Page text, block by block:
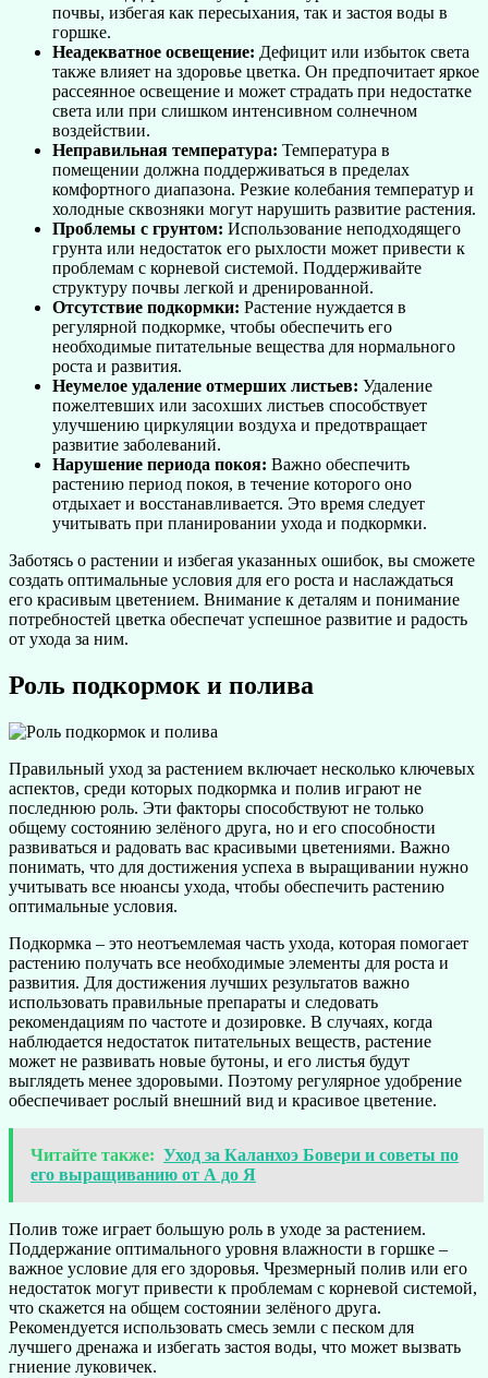
почвы, избегая как пересыхания, так и застоя воды в
горшке.
Неадекватное освещение: Дефицит или избыток света
также влияет на здоровье цветка. Он предпочитает яркое
рассеянное освещение и может страдать при недостатке
света или при слишком интенсивном солнечном
воздействии.
Неправильная температура: Температура в
помещении должна поддерживаться в пределах
комфортного диапазона. Резкие колебания температур и
холодные сквозняки могут нарушить развитие растения.
Проблемы с грунтом: Использование неподходящего
грунта или недостаток его рыхлости может привести к
проблемам с корневой системой. Поддерживайте
структуру почвы легкой и дренированной.
Отсутствие подкормки: Растение нуждается в
регулярной подкормке, чтобы обеспечить его
необходимые питательные вещества для нормального
роста и развития.
Неумелое удаление отмерших листьев: Удаление
пожелтевших или засохших листьев способствует
улучшению циркуляции воздуха и предотвращает
развитие заболеваний.
Нарушение периода покоя: Важно обеспечить
растению период покоя, в течение которого оно
отдыхает и восстанавливается. Это время следует
учитывать при планировании ухода и подкормки.
Заботясь о растении и избегая указанных ошибок, вы сможете
создать оптимальные условия для его роста и наслаждаться
его красивым цветением. Внимание к деталям и понимание
потребностей цветка обеспечат успешное развитие и радость
от ухода за ним.
Роль подкормок и полива
Правильный уход за растением включает несколько ключевых
аспектов, среди которых подкормка и полив играют не
последнюю роль. Эти факторы способствуют не только
общему состоянию зелёного друга, но и его способности
развиваться и радовать вас красивыми цветениями. Важно
понимать, что для достижения успеха в выращивании нужно
учитывать все нюансы ухода, чтобы обеспечить растению
оптимальные условия.
Подкормка – это неотъемлемая часть ухода, которая помогает
растению получать все необходимые элементы для роста и
развития. Для достижения лучших результатов важно
использовать правильные препараты и следовать
рекомендациям по частоте и дозировке. В случаях, когда
наблюдается недостаток питательных веществ, растение
может не развивать новые бутоны, и его листья будут
выглядеть менее здоровыми. Поэтому регулярное удобрение
обеспечивает рослый внешний вид и красивое цветение.
Читайте также: Уход за Каланхоэ Бовери и советы по
его выращиванию от А до Я
Полив тоже играет большую роль в уходе за растением.
Поддержание оптимального уровня влажности в горшке –
важное условие для его здоровья. Чрезмерный полив или его
недостаток могут привести к проблемам с корневой системой,
что скажется на общем состоянии зелёного друга.
Рекомендуется использовать смесь земли с песком для
лучшего дренажа и избегать застоя воды, что может вызвать
гниение луковичек.